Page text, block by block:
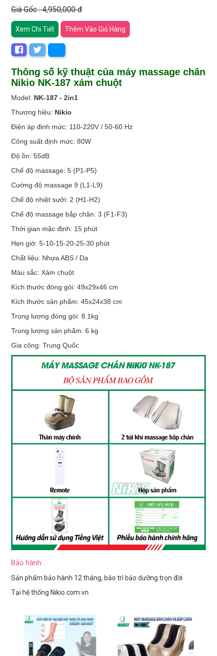
Giá Gốc : 4,950,000 đ
Xem Chi Tiết Thêm Vào Giỏ Hàng
Thông số kỹ thuật của máy massage chân
Nikio NK-187 xám chuột
Model: NK-187 - 2in1
Thương hiệu: Nikio
Điện áp định mức: 110-220V / 50-60 Hz
Công suất định mức: 80W
Độ ồn: 55dB
Chế độ massage: 5 (P1-P5)
Cường độ massage 9 (L1-L9)
Chế độ nhiệt sưởi: 2 (H1-H2)
Chế độ massage bắp chân: 3 (F1-F3)
Thời gian mặc định: 15 phút
Hẹn giờ: 5-10-15-20-25-30 phút
Chất liệu: Nhựa ABS / Da
Màu sắc: Xám chuột
Kích thước đóng gói: 49x29x46 cm
Kích thước sản phẩm: 45x24x38 cm
Trọng lượng đóng gói: 8.1kg
Trong lượng sản phẩm: 6 kg
Gia công: Trung Quốc
Bảo hành:
Sản phẩm bảo hành 12 tháng, bảo trì bảo dưỡng trọn đời
Tại hệ thống Nikio.com.vn